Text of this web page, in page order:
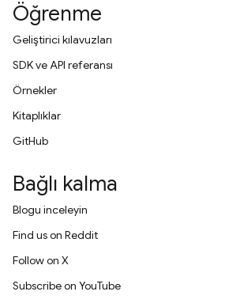
Öğrenme
Geliştirici kılavuzları
SDK ve API referansı
Örnekler
Kitaplıklar
GitHub
Bağlı kalma
Blogu inceleyin
Find us on Reddit
Follow on X
Subscribe on YouTube